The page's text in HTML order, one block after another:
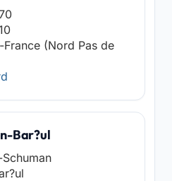
(Nord Pas de
Bar?ul